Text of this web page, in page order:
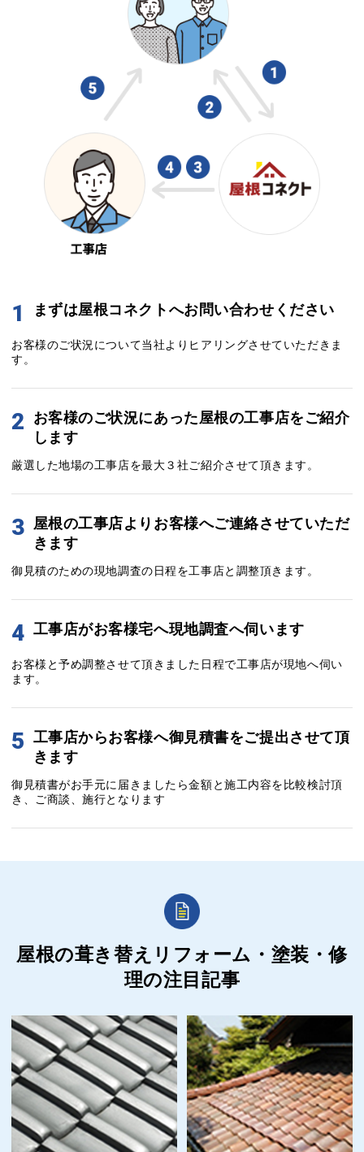
1 まずは屋根コネクトへお問い合わせください
お客様のご状況について当社よりヒアリングさせていただきま
す。
2
お客様のご状況にあった屋根の工事店をご紹介
します
厳選した地場の工事店を最大３社ご紹介させて頂きます。
3 屋根の工事店よりお客様へご連絡させていただ
きます
御見積のための現地調査の日程を工事店と調整頂きます。
4 工事店がお客様宅へ現地調査へ伺います
お客様と予め調整させて頂きました日程で工事店が現地へ伺い
ます。
5 工事店からお客様へ御見積書をご提出させて頂
きます
御見積書がお手元に届きましたら金額と施工内容を比較検討頂
き、ご商談、施行となります
屋根の葺き替えリフォーム・塗装・修
理の注目記事